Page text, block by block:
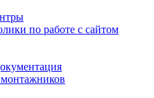
по работе с сайтом